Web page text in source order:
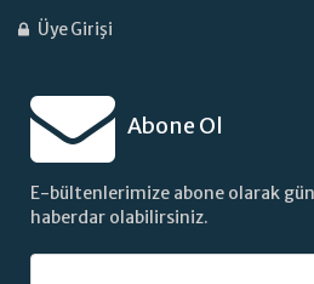
Üye Girişi
Abone Ol
E-bültenlerimize abone olarak
haberdar olabilirsiniz.